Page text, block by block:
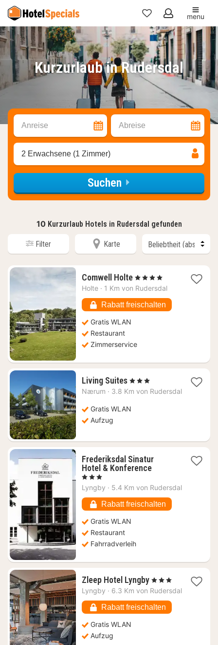
Meine
Favoriten
menu
Kurzurlaub in Rudersdal
Anreise Abreise
2 Erwachsene (1 Zimmer)
Suchen
10 Kurzurlaub Hotels in Rudersdal gefunden
Filter Karte
Comwell Holte1
Nacht
112,37
€
, 4 Sterne
Holte · 1 Km von Rudersdal
Rabatt freischalten
Gratis WLAN
Restaurant
Zimmerservice
Living Suites1
Nacht
101,62
, 3 Sterne
Nærum · 3.8 Km von Rudersdal
Gratis WLAN
Aufzug
Frederiksdal Sinatur
Hotel & Konference1
ab
€
, 3 Sterne
Lyngby · 5.4 Km von Rudersdal
Rabatt freischalten
Gratis WLAN
Restaurant
Fahrradverleih
Zleep Hotel Lyngby1
Nacht
99,64
€
, 3 Sterne
Lyngby · 6.3 Km von Rudersdal
Rabatt freischalten
Gratis WLAN
Aufzug